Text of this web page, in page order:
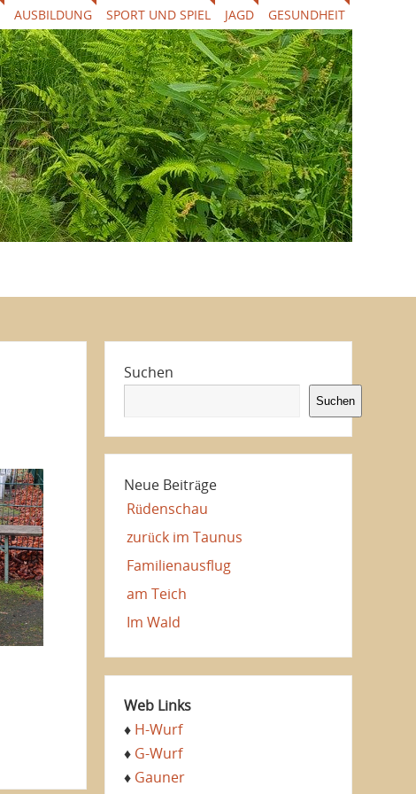
AUSBILDUNG SPORT UND SPIEL JAGD GESUNDHEIT
Suchen
Suchen
Neue Beiträge
Rüdenschau
zurück im Taunus
Familienausflug
am Teich
Im Wald
Web Links
♦ H-Wurf
♦ G-Wurf
♦ Gauner